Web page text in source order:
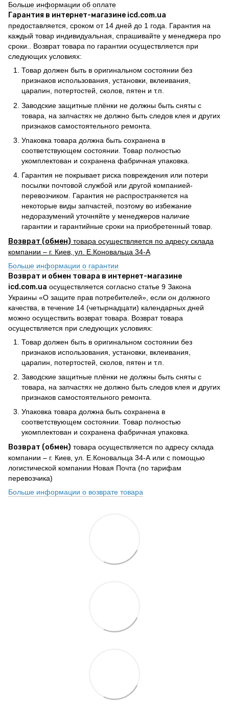
Больше информации об оплате
Гарантия в интернет-магазине icd.com.ua
предоставляется, сроком от 14 дней до 1 года. Гарантия на
каждый товар индивидуальная, спрашивайте у менеджера про
сроки.. Возврат товара по гарантии осуществляется при
следующих условиях:
Товар должен быть в оригинальном состоянии без
признаков использования, установки, вклеивания,
царапин, потертостей, сколов, пятен и т.п.
Заводские защитные плёнки не должны быть сняты с
товара, на запчастях не должно быть следов клея и других
признаков самостоятельного ремонта.
Упаковка товара должна быть сохранена в
соответствующем состоянии. Товар полностью
укомплектован и сохранена фабричная упаковка.
Гарантия не покрывает риска повреждения или потери
посылки почтовой службой или другой компанией-
перевозчиком. Гарантия не распространяется на
некоторые виды запчастей, поэтому во избежание
недоразумений уточняйте у менеджеров наличие
гарантии и гарантийные сроки на приобретенный товар.
Возврат (обмен) товара осуществляется по адресу склада
компании – г. Киев, ул. Е.Коновальца 34-А
Больше информации о гарантии
Возврат и обмен товара в интернет-магазине
icd.com.ua осуществляется согласно статье 9 Закона
Украины «О защите прав потребителей», если он должного
качества, в течение 14 (четырнадцати) календарных дней
можно осуществить возврат товара. Возврат товара
осуществляется при следующих условиях:
Товар должен быть в оригинальном состоянии без
признаков использования, установки, вклеивания,
царапин, потертостей, сколов, пятен и т.п.
Заводские защитные плёнки не должны быть сняты с
товара, на запчастях не должно быть следов клея и других
признаков самостоятельного ремонта.
Упаковка товара должна быть сохранена в
соответствующем состоянии. Товар полностью
укомплектован и сохранена фабричная упаковка.
Возврат (обмен) товара осуществляется по адресу склада
компании – г. Киев, ул. Е.Коновальца 34-А или с помощью
логистической компании Новая Почта (по тарифам
перевозчика)
Больше информации о возврате товара